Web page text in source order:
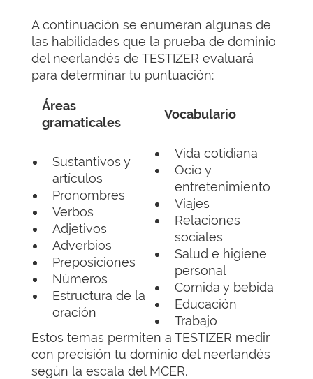
A continuación se enumeran algunas de
las habilidades que la prueba de dominio
del neerlandés de TESTIZER evaluará
para determinar tu puntuación:
Áreas
gramaticales
Vocabulario
Sustantivos y
artículos
Pronombres
Verbos
Adjetivos
Adverbios
Preposiciones
Números
Estructura de la
oración
Vida cotidiana
Ocio y
entretenimiento
Viajes
Relaciones
sociales
Salud e higiene
personal
Comida y bebida
Educación
Trabajo
Estos temas permiten a TESTIZER medir
con precisión tu dominio del neerlandés
según la escala del MCER.